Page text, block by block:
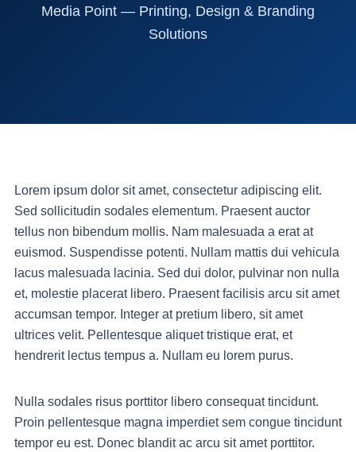
Media Point — Printing, Design & Branding
Solutions
Lorem ipsum dolor sit amet, consectetur adipiscing elit.
Sed sollicitudin sodales elementum. Praesent auctor
tellus non bibendum mollis. Nam malesuada a erat at
euismod. Suspendisse potenti. Nullam mattis dui vehicula
lacus malesuada lacinia. Sed dui dolor, pulvinar non nulla
et, molestie placerat libero. Praesent facilisis arcu sit amet
accumsan tempor. Integer at pretium libero, sit amet
ultrices velit. Pellentesque aliquet tristique erat, et
hendrerit lectus tempus a. Nullam eu lorem purus.
Nulla sodales risus porttitor libero consequat tincidunt.
Proin pellentesque magna imperdiet sem congue tincidunt
tempor eu est. Donec blandit ac arcu sit amet porttitor.